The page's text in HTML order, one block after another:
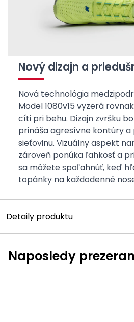
Nový dizajn a
Nová technológia
Model 1080v15 vyzerá
cíti pri behu. Dizajn zvršku
prináša agresívne kontúry
sieťovinu. Vizuálny aspekt
zároveň ponúka ľahkosť a
sa môžete spoľahnúť, keď
topánky na každodenné
Detaily produktu
Naposledy